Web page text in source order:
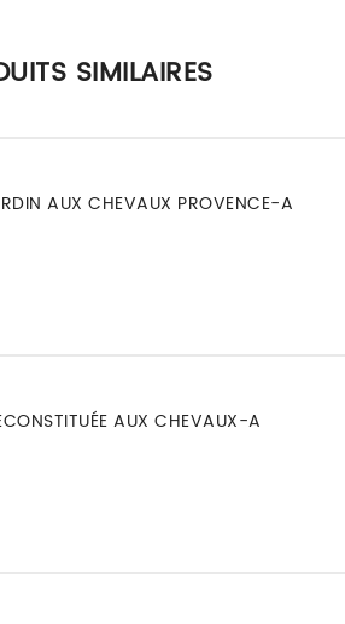
SIMILAIRES
AUX CHEVAUX PROVENCE-A
AUX CHEVAUX-A